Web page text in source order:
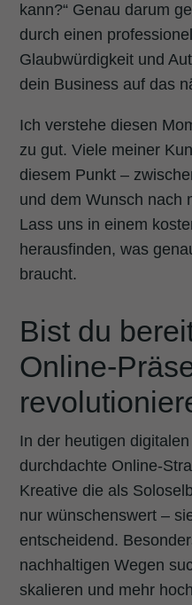
kann?“ Genau darum
durch einen
Glaubwürdigkeit und
dein Business auf das
Ich verstehe diesen
zu gut. Viele meiner
diesem Punkt –
und dem Wunsch nach
Lass uns in einem
herausfinden, was
braucht.
Bist du
Online-
In der heutigen
durchdachte Online-
Kreative die als
nur wünschenswert –
entscheidend.
nachhaltigen Wegen
skalieren und mehr